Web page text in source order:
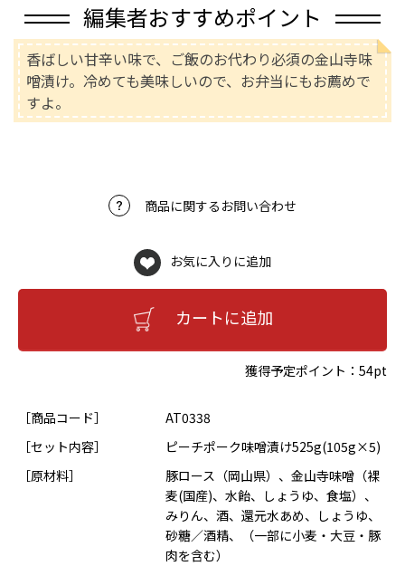
編集者おすすめポイント
香ばしい甘辛い味で、ご飯のお代わり必須の金山寺味
噌漬け。冷めても美味しいので、お弁当にもお薦めで
すよ。
商品に関するお問い合わせ
お気に入りに追加
カートに追加
獲得予定ポイント：54pt
［商品コード］
AT0338
［セット内容］
ピーチポーク味噌漬け525g(105g×5)
［原材料］
豚ロース（岡山県）、金山寺味噌（裸
麦(国産)、水飴、しょうゆ、食塩）、
みりん、酒、還元水あめ、しょうゆ、
砂糖／酒精、（一部に小麦・大豆・豚
肉を含む）